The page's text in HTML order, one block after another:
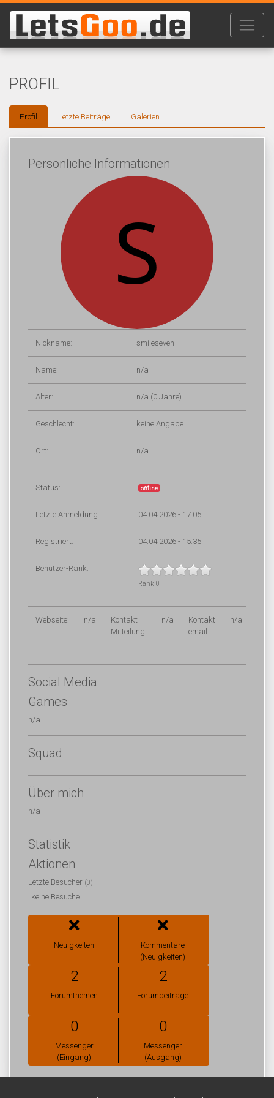
PROFIL
Profil Letzte Beiträge Galerien
Persönliche Informationen
Nickname: smileseven
Name: n/a
Alter: n/a (0 Jahre)
Geschlecht: keine Angabe
Ort: n/a
Status: offline
Letzte Anmeldung: 04.04.2026 - 17:05
Registriert: 04.04.2026 - 15:35
Benutzer-Rank:
Rank 0
Webseite: n/a
Kontakt
Mitteilung:
n/a
Kontakt
email:
n/a
Social Media
Games
n/a
Squad
Über mich
n/a
Statistik
Aktionen
Letzte Besucher (0)
keine Besuche
Neuigkeiten
Kommentare
(Neuigkeiten)
2
Forumthemen
2
Forumbeiträge
0
Messenger
(Eingang)
0
Messenger
(Ausgang)